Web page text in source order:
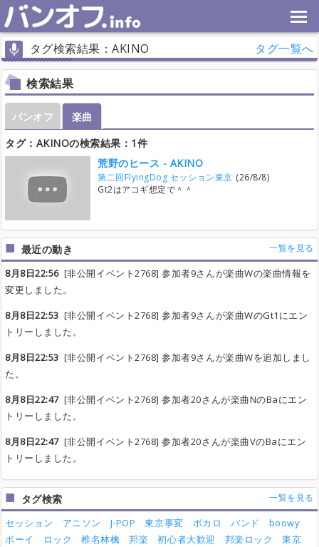
タグ検索結果：AKINO タグ一覧へ
検索結果
バンオフ
楽曲
タグ：AKINOの検索結果：1件
荒野のヒース - AKINO
第二回FlyingDog セッション東京 (26/8/8)
Gt2はアコギ想定で＾＾
最近の動き 一覧を見る
8月8日22:56[非公開イベント2768] 参加者9さんが楽曲Wの楽曲情報を
変更しました。
8月8日22:53 [非公開イベント2768] 参加者9さんが楽曲WのGt1にエン
トリーしました。
8月8日22:53 [非公開イベント2768] 参加者9さんが楽曲Wを追加しまし
た。
8月8日22:47[非公開イベント2768] 参加者20さんが楽曲NのBaにエン
トリーしました。
8月8日22:47[非公開イベント2768] 参加者20さんが楽曲VのBaにエン
トリーしました。
タグ検索 一覧を見る
セッション アニソン J-POP 東京事変 ボカロ バンド
boowy
ボーイ
ロック 椎名林檎 邦楽 初心者大歓迎 邦楽ロック
東京